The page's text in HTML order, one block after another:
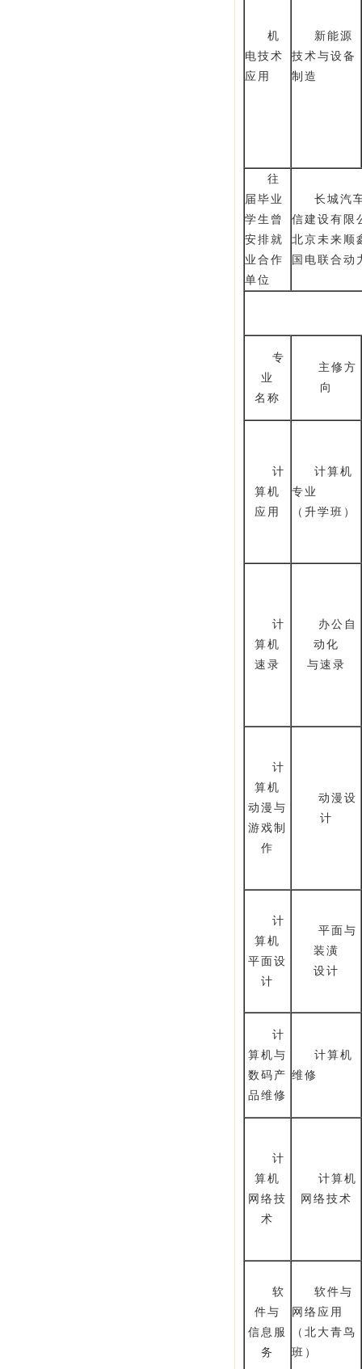
机
电技术
应用
新能源
技术与设备
制造
往
届毕业
学生曾
安排就
业合作
单位
长城汽
信建设有限
北京未来顺
国电联合动
专
业
名称
主修方
向
计
算机
应用
计算机
专业
（升学班）
计
算机
速录
办公自
动化
与速录
计
算机
动漫与
游戏制
作
动漫设
计
计
算机
平面设
计
平面与
装潢
设计
计
算机与
数码产
品维修
计算机
维修
计
算机
网络技
术
计算机
网络技术
软
件与
信息服
务
软件与
网络应用
（北大青鸟
班）